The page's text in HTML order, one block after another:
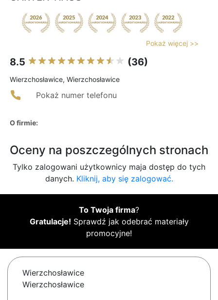
Pokaż więcej >>
8.5 (36)
Wierzchosławice, Wierzchosławice
Pokaż numer telefonu
O firmie:
Oceny na poszczególnych stronach
Tylko zalogowani użytkownicy maja dostęp do tych
danych. Kliknij, aby się zalogować.
To Twoja firma?
Gratulacje! Sprawdź jak odebrać materiały
promocyjne!
Wierzchosławice
Wierzchosławice